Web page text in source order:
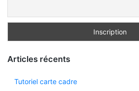
Articles récents
Tutoriel carte cadre